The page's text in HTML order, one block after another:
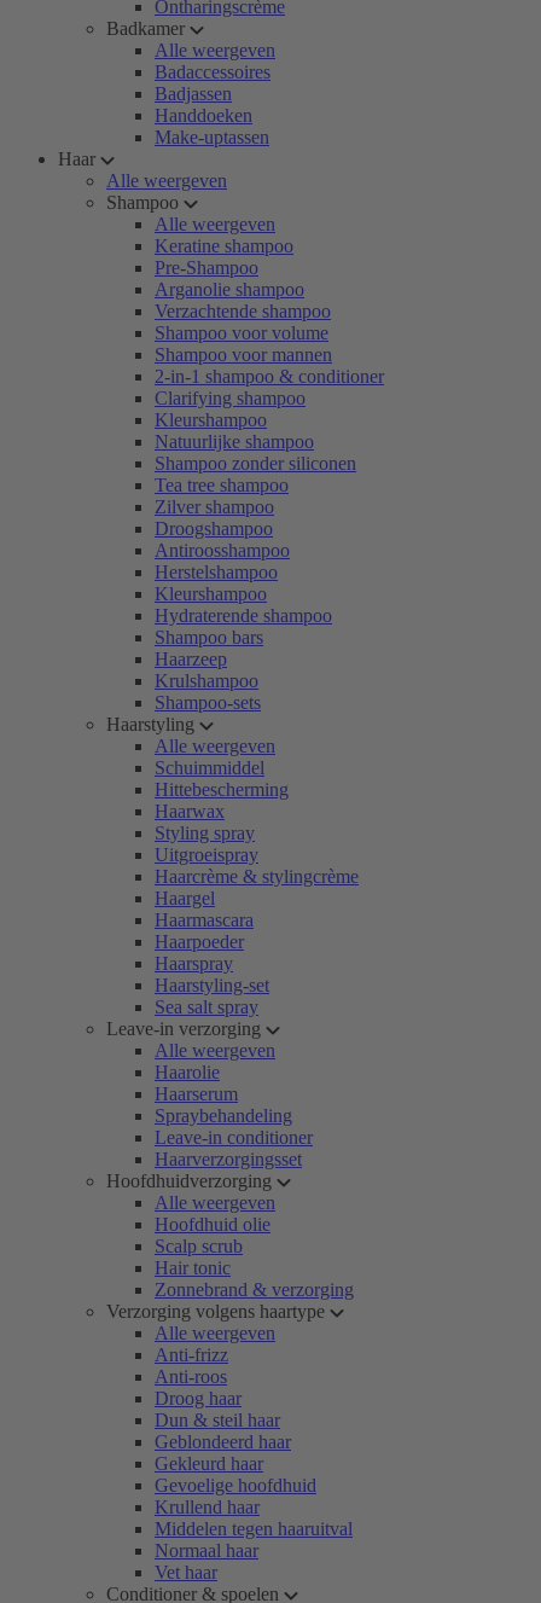
Ontharingscrème
Badkamer
Alle weergeven
Badaccessoires
Badjassen
Handdoeken
Make-uptassen
Haar
Alle weergeven
Shampoo
Alle weergeven
Keratine shampoo
Pre-Shampoo
Arganolie shampoo
Verzachtende shampoo
Shampoo voor volume
Shampoo voor mannen
2-in-1 shampoo & conditioner
Clarifying shampoo
Kleurshampoo
Natuurlijke shampoo
Shampoo zonder siliconen
Tea tree shampoo
Zilver shampoo
Droogshampoo
Antiroosshampoo
Herstelshampoo
Kleurshampoo
Hydraterende shampoo
Shampoo bars
Haarzeep
Krulshampoo
Shampoo-sets
Haarstyling
Alle weergeven
Schuimmiddel
Hittebescherming
Haarwax
Styling spray
Uitgroeispray
Haarcrème & stylingcrème
Haargel
Haarmascara
Haarpoeder
Haarspray
Haarstyling-set
Sea salt spray
Leave-in verzorging
Alle weergeven
Haarolie
Haarserum
Spraybehandeling
Leave-in conditioner
Haarverzorgingsset
Hoofdhuidverzorging
Alle weergeven
Hoofdhuid olie
Scalp scrub
Hair tonic
Zonnebrand & verzorging
Verzorging volgens haartype
Alle weergeven
Anti-frizz
Anti-roos
Droog haar
Dun & steil haar
Geblondeerd haar
Gekleurd haar
Gevoelige hoofdhuid
Krullend haar
Middelen tegen haaruitval
Normaal haar
Vet haar
Conditioner & spoelen